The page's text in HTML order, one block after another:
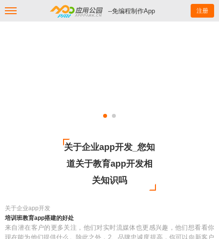
--免编程制作App 注册
关于企业app开发_您知
道关于教育app开发相
关知识吗
关于企业app开发
培训班教育app搭建的好处
来自潜在客户的更多关注，他们对实时流媒体也更感兴趣，他们想看看你
现在能为他们提供什么。除此之外，2、品牌忠诚度提高，你可以向新客户